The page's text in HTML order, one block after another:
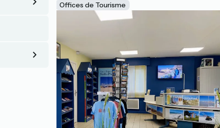
Accueil Vélo Offices de Tourisme